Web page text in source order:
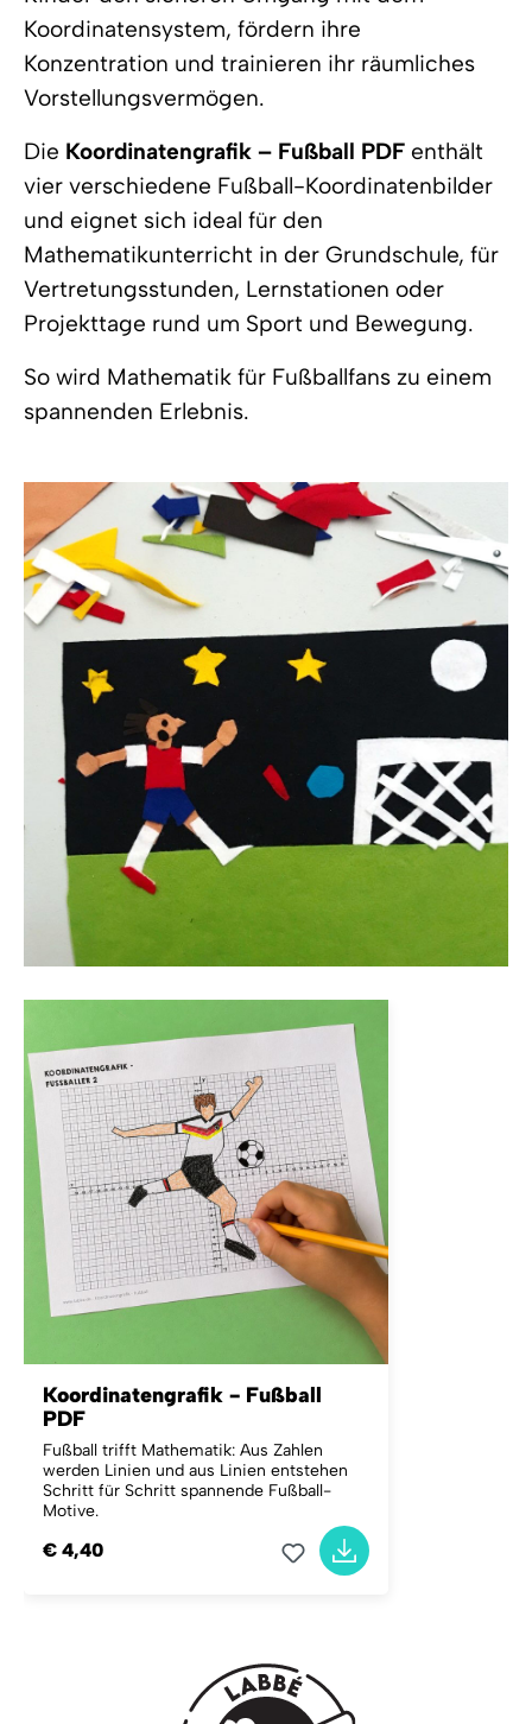
Koordinatensystem, fördern ihre
Konzentration und trainieren ihr räumliches
Vorstellungsvermögen.
Die Koordinatengrafik – Fußball PDF enthält
vier verschiedene Fußball-Koordinatenbilder
und eignet sich ideal für den
Mathematikunterricht in der Grundschule, für
Vertretungsstunden, Lernstationen oder
Projekttage rund um Sport und Bewegung.
So wird Mathematik für Fußballfans zu einem
spannenden Erlebnis.
Koordinatengrafik - Fußball
PDF
Fußball trifft Mathematik: Aus Zahlen
werden Linien und aus Linien entstehen
Schritt für Schritt spannende Fußball-
Motive.
€ 4,40